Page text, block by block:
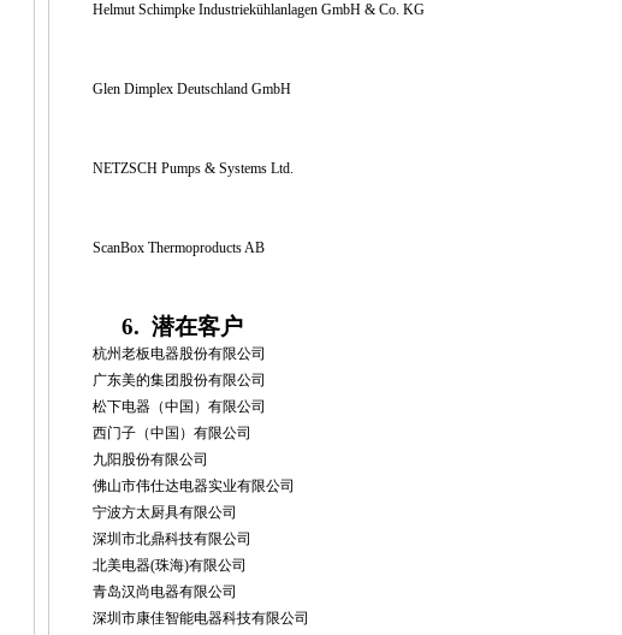
Helmut Schimpke Industriekühlanlagen GmbH & Co. KG
Glen Dimplex Deutschland GmbH
NETZSCH Pumps & Systems Ltd.
ScanBox Thermoproducts AB
6. 潜在客户
杭州老板电器股份有限公司
广东美的集团股份有限公司
松下电器（中国）有限公司
西门子（中国）有限公司
九阳股份有限公司
佛山市伟仕达电器实业有限公司
宁波方太厨具有限公司
深圳市北鼎科技有限公司
北美电器(珠海)有限公司
青岛汉尚电器有限公司
深圳市康佳智能电器科技有限公司